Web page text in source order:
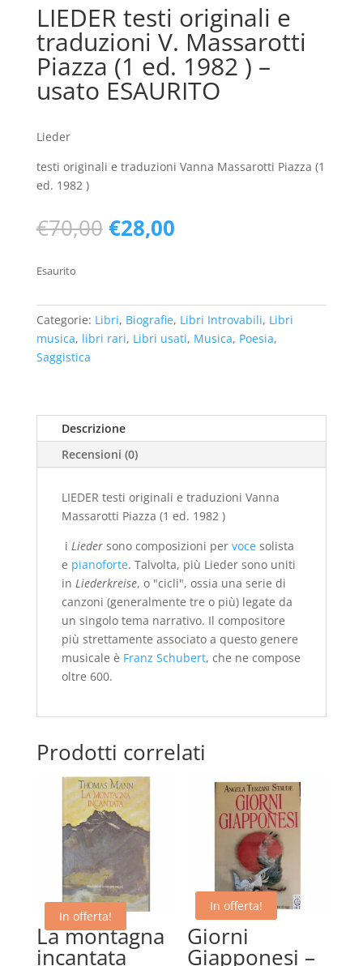
LIEDER testi originali e
traduzioni V. Massarotti
Piazza (1 ed. 1982 ) –
usato ESAURITO
Lieder
testi originali e traduzioni Vanna Massarotti Piazza (1
ed. 1982 )
€70,00 Il
prezzo
€70,00.
€28,00Il
€28,00.
Esaurito
Categorie: Libri, Biografie, Libri Introvabili, Libri
musica, libri rari, Libri usati, Musica, Poesia,
Saggistica
Descrizione
Recensioni (0)
LIEDER testi originali e traduzioni Vanna
Massarotti Piazza (1 ed. 1982 )
i Liedersono composizioni per vocesolista
e pianoforte. Talvolta, più Lieder sono uniti
in Liederkreise, o "cicli", ossia una serie di
canzoni (generalmente tre o più) legate da
un singolo tema narrativo. Il compositore
più strettamente associato a questo genere
musicale è Franz Schubert, che ne compose
oltre 600.
Prodotti correlati
In offerta!
La montagna
incantata
In offerta!
Giorni
Giapponesi –